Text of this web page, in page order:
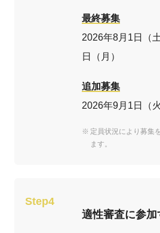
最終募集
2026年8月1日（
日（月）
追加募集
2026年9月1日（
定員状況により募集
ます。
Step4
適性審査に参加